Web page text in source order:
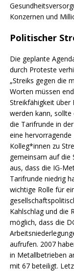
Konzernen und
Politischer
Die geplante
durch Proteste
„Streiks gegen die
Worten müssen
Streikfähigkeit
werden kann,
die Tarifrunde in
eine
Kolleg*innen zu
gemeinsam auf die
aus, dass die IG-
Tarifrunde niedrig
wichtige Rolle für
Kahlschlag und die
möglich, dass die
aufrufen. 2007
in Metallbetrieben
mit 67 beteiligt.